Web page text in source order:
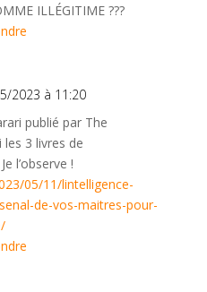
ILLÉGITIME ???
2023 à 11:20
publié par The
les 3 livres de
l’observe !
05/11/lintelligence-
de-vos-maitres-pour-